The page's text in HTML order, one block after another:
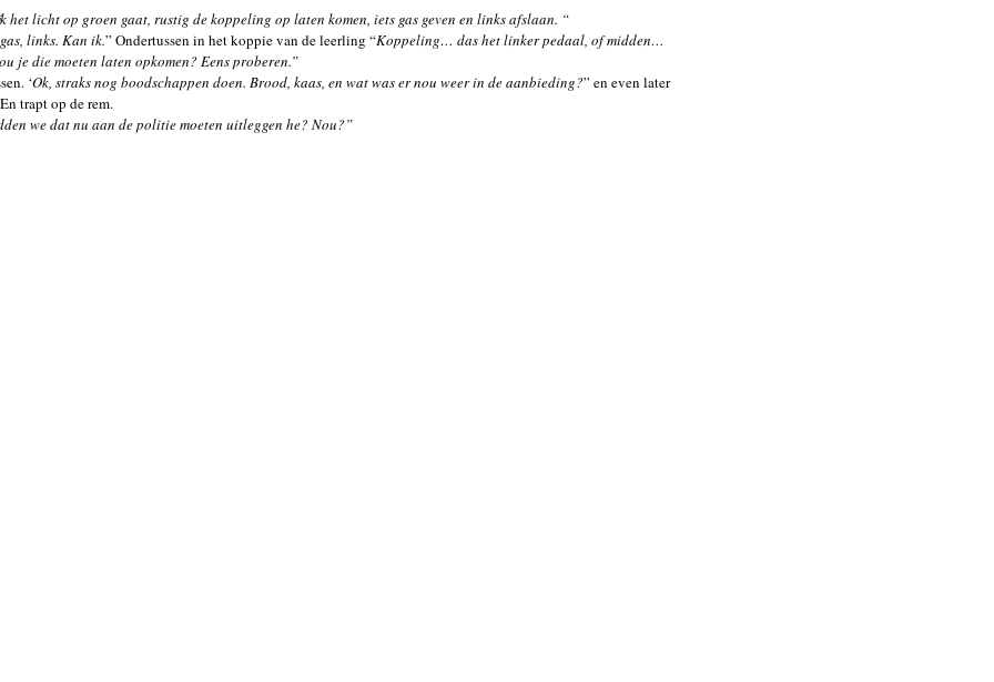
het licht op groen gaat, rustig de koppeling op laten komen, iets gas geven en links afslaan. “
links. Kan ik.” Ondertussen in het koppie van de leerling “Koppeling… das het linker pedaal, of midden…
je die moeten laten opkomen? Eens proberen.”
‘Ok, straks nog boodschappen doen. Brood, kaas, en wat was er nou weer in de aanbieding?” en even later
En trapt op de rem.
we dat nu aan de politie moeten uitleggen he? Nou?”